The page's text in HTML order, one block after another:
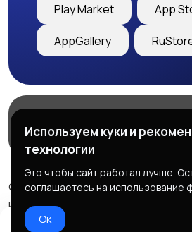
Play Market App
AppGallery
Служба поддержки
© 2026 Freebby - Сервис
и ЛНР
Правила сервиса
Используем куки и
технологии
Это чтобы сайт работал лучше.
соглашаетесь на использование
Ок